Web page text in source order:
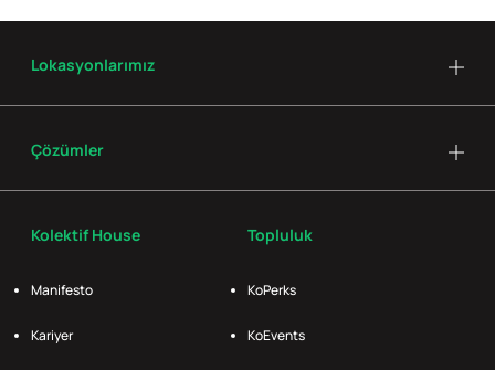
Kolektif House
Manifesto
Kariyer
Topluluk
KoPerks
KoEvents
Lokasyonlarımız
Çözümler